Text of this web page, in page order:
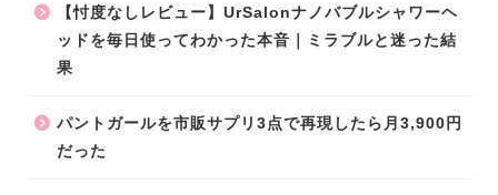
【忖度なしレビュー】UrSalonナノバブルシャワーヘ
ッドを毎日使ってわかった本音｜ミラブルと迷った結
果
パントガールを市販サプリ3点で再現したら月3,900円
だった